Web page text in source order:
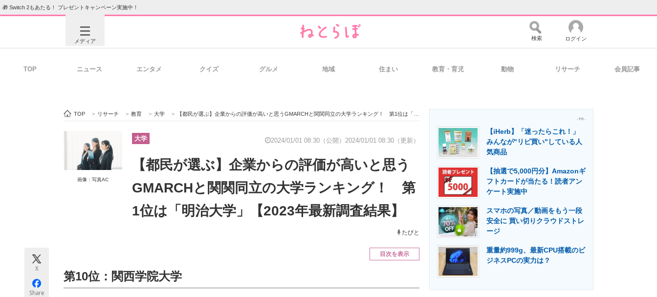
🎁 Switch 2もあたる！ プレゼントキャンペーン実施中！
メディア
ビジネスと働き方のヒント 経営リーダーのコミュニティ マーケ×ITの今がよく分かる
ITエンジニア向け専門サイト 企業向けIT製品の総合サイト 製造業のIT導入・活用を支援
エネルギーの専門メディア 建設×テクノロジーの最前線
ちょっと気になるネットの話題
検索 ログイン
TOP ニュース エンタメ クイズ グルメ 地域 住まい 教育・育児 動物 リサーチ 会員記事
TOP > リサーチ > 教育 > 大学 > 【都民が選ぶ】企業からの評価が高いと思うGMARCHと関関同立の大学ランキング！ 第1位は「明治大学」【2023年最新調査結果】
画像：写真AC
大学 2024/01/01 08:30（公開） 2024/01/01 08:30（更新）
【都民が選ぶ】企業からの評価が高いと思う
GMARCHと関関同立の大学ランキング！ 第
1位は「明治大学」【2023年最新調査結果】
たびと
X
Share
目次を表示
第10位：関西学院大学
- PR -
【iHerb】「迷ったらこれ！」
みんなが"リピ買い"している人
気商品
【抽選で5,000円分】Amazonギ
フトカードが当たる！読者アン
ケート実施中
スマホの写真／動画をもう一段
安全に 買い切りクラウドストレ
ージ
重量約999g、最新CPU搭載のビ
ジネスPCの実力は？